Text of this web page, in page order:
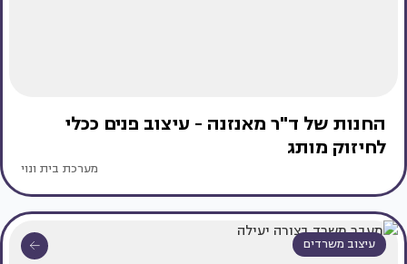
החנות של ד"ר מאנזנה - עיצוב פנים ככלי
לחיזוק מותג
מערכת בית ונוי
עיצוב משרדים